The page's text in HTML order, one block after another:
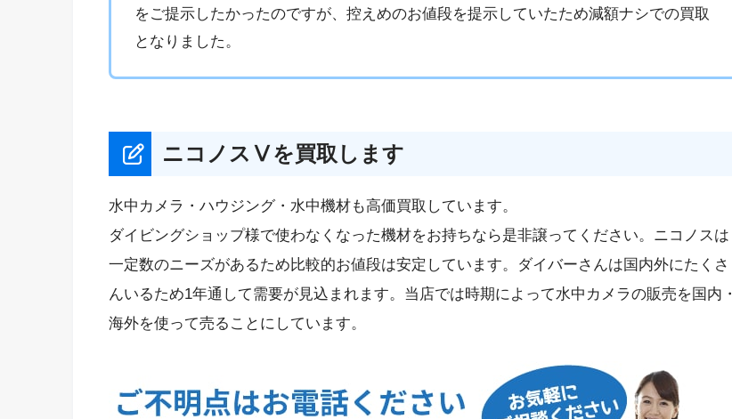
をご提示したかったのですが、控えめのお値段を提示していたため減額ナシでの買取
となりました。
ニコノスⅤを買取します
水中カメラ・ハウジング・水中機材も高価買取しています。
ダイビングショップ様で使わなくなった機材をお持ちなら是非譲ってください。ニコノスは
一定数のニーズがあるため比較的お値段は安定しています。ダイバーさんは国内外にたくさ
んいるため1年通して需要が見込まれます。当店では時期によって水中カメラの販売を国内・
海外を使って売ることにしています。